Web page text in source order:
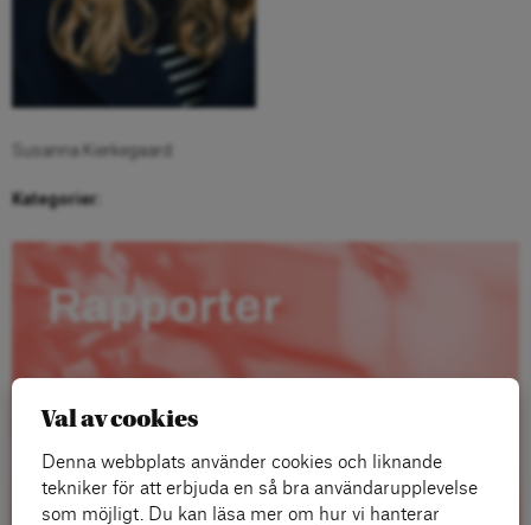
Susanna Kierkegaard
Kategorier:
Rapporter
Val av cookies
Denna webbplats använder cookies och liknande
tekniker för att erbjuda en så bra användarupplevelse
som möjligt. Du kan läsa mer om hur vi hanterar